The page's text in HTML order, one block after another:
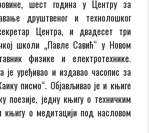
шест година у Центру за
друштвеног и технолошког
Центра, и двадесет три
школи „Павле Савић“ у Новом
физике и електротехнике.
је уређивао и издавао часопис за
писмо“. Објављивао је и књиге
поезије, једну књигу о техничким
књигу о медитацији под насловом